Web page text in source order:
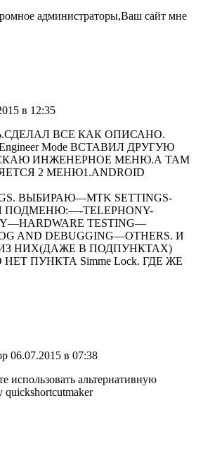
администраторы,Ваш сайт мне
в 12:35
ВСЕ КАК ОПИСАНО.
Mode ВСТАВИЛ ДРУГУЮ
ИНЖЕНЕРНОЕ МЕНЮ.А ТАМ
2 МЕНЮ1.ANDROID
ВЫБИРАЮ—MTK SETTINGS-
TELEPHONY-
TESTING—
AND DEBUGGING—OTHERS. И
НИХ(ДАЖЕ В ПОДПУНКТАХ)
ПУНКТА Simme Lock. ГДЕ ЖЕ
06.07.2015 в 07:38
использовать альтернативную
quickshortcutmaker